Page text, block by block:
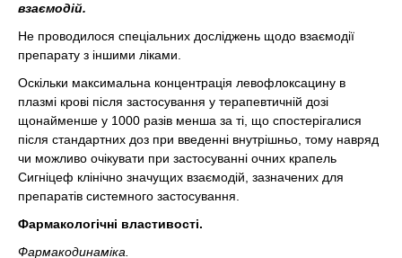
взаємодій.
Не проводилося спеціальних досліджень щодо взаємодії
препарату з іншими ліками.
Оскільки максимальна концентрація левофлоксацину в
плазмі крові після застосування у терапевтичній дозі
щонайменше у 1000 разів менша за ті, що спостерігалися
після стандартних доз при введенні внутрішньо, тому навряд
чи можливо очікувати при застосуванні очних крапель
Сигніцеф клінічно значущих взаємодій, зазначених для
препаратів системного застосування.
Фармакологічні властивості.
Фармакодинаміка.